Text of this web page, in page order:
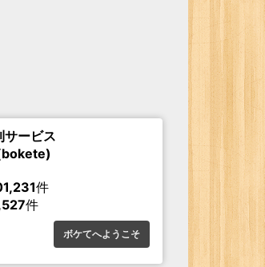
サービス
件
件
ボケてへようこそ